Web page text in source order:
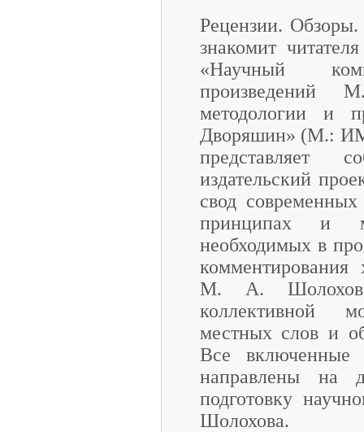
Рецензии.
знакомит
«Научный
методологии
Дворяшин» (М.:
представляет
издательский
свод
принципах и
необходимых в
комментирования
М. А.
коллективной
местных слов и
Все включенные
направлены на
подготовку
Шолохова.